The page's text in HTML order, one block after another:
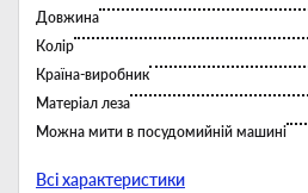
Довжина
Колір
Країна-виробник
Матеріал леза
Можна мити в посудомийній машині
Всі характеристики